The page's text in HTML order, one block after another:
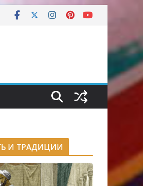
И ТРАДИЦИИ